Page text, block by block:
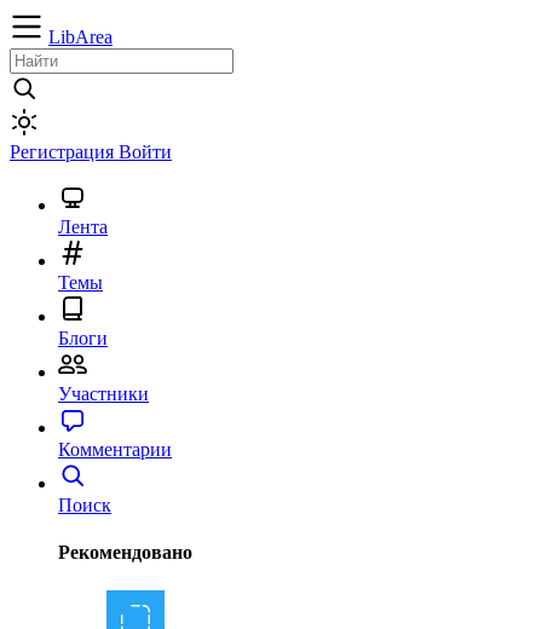
LibArea
Регистрация Войти
Лента
Темы
Блоги
Участники
Комментарии
Поиск
Рекомендовано